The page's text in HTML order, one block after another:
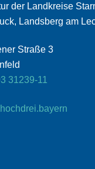
der Landkreise
Landsberg am
Straße 3
31239-11